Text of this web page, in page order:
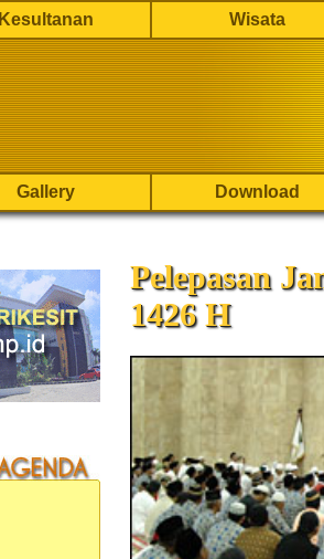
Kesultanan Wisata
Gallery Download
Pelepasan
1426 H